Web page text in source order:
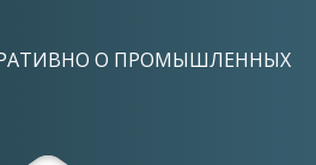
О ПРОМЫШЛЕННЫХ